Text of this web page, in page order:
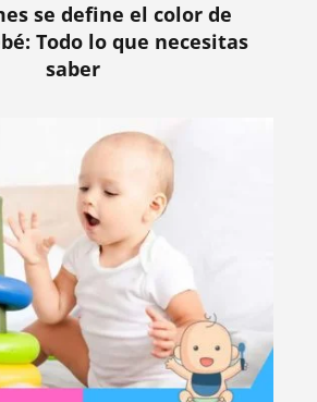
se define el color de
Todo lo que necesitas
saber